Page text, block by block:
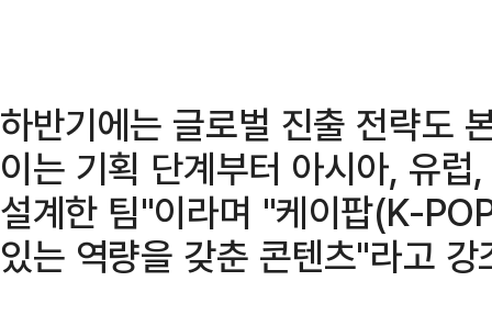
하반기에는 글로벌 진출 전략도
이는 기획 단계부터 아시아, 유
설계한 팀"이라며 "케이팝(K-
있는 역량을 갖춘 콘텐츠"라고 강